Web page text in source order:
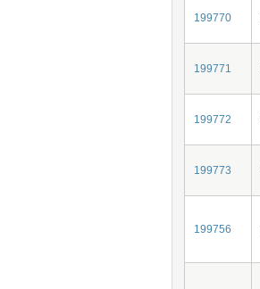
199770
199771
199772
199773
199756